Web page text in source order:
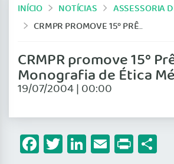
INÍCIO NOTÍCIAS
ASSESSORIA
CRMPR PROMOVE 15º PRÊMIO MONOGRAFIA DE ÉTICA MÉDICA
CRMPR promove 15º
Monografia de Ética
19/07/2004 | 00:00
Facebook
Twitter
LinkedIn
Email
Print